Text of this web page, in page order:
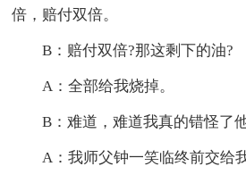
倍，赔付双倍。
B：赔付双倍?那这剩下的油?
A：全部给我烧掉。
B：难道，难道我真的错怪了
A：我师父钟一笑临终前交给